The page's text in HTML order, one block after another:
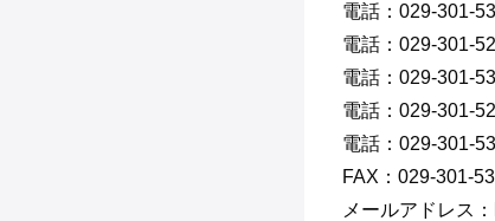
電話：029-301-
電話：029-301-
電話：029-301-
電話：029-301-
電話：029-301-
FAX：029-301-
メールアドレス